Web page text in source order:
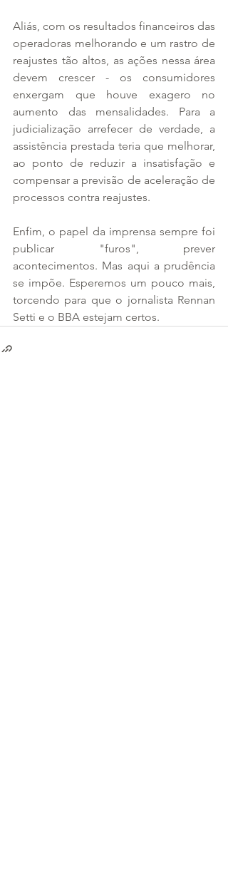
Aliás, com os resultados financeiros das
operadoras melhorando e um rastro de
reajustes tão altos, as ações nessa área
devem crescer - os consumidores
enxergam que houve exagero no
aumento das mensalidades. Para a
judicialização arrefecer de verdade, a
assistência prestada teria que melhorar,
ao ponto de reduzir a insatisfação e
compensar a previsão de aceleração de
processos contra reajustes.
Enfim, o papel da imprensa sempre foi
publicar "furos", prever
acontecimentos. Mas aqui a prudência
se impõe. Esperemos um pouco mais,
torcendo para que o jornalista Rennan
Setti e o BBA estejam certos.